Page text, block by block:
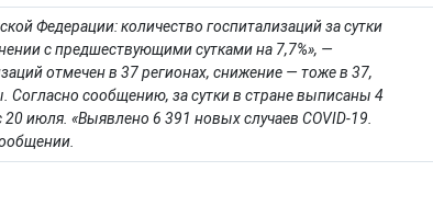
Федерации: количество госпитализаций за сутки
с предшествующими сутками на 7,7%», —
отмечен в 37 регионах, снижение — тоже в 37,
Согласно сообщению, за сутки в стране выписаны 4
июля. «Выявлено 6 391 новых случаев COVID-19.